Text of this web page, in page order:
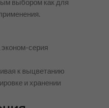
выбором как для
серия
к выцветанию
и хранении